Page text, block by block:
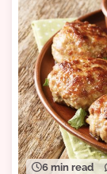
6 min read